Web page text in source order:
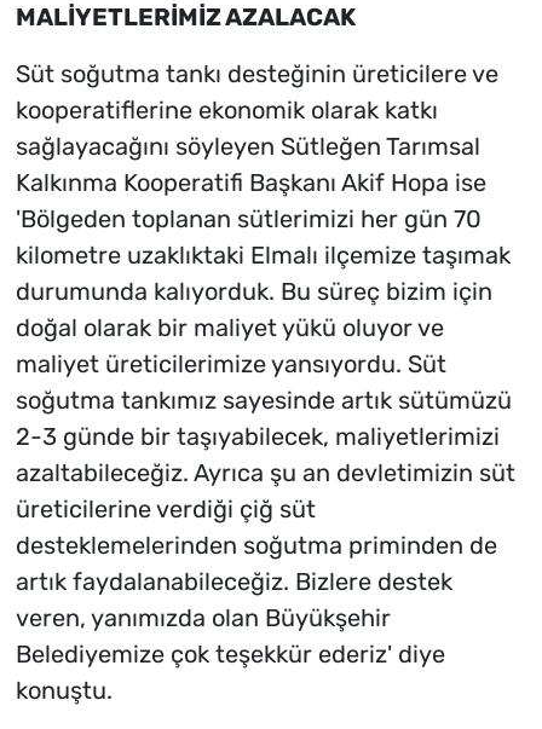
MALİYETLERİMİZ AZALACAK
Süt soğutma tankı desteğinin üreticilere ve
kooperatiflerine ekonomik olarak katkı
sağlayacağını söyleyen Sütleğen Tarımsal
Kalkınma Kooperatifi Başkanı Akif Hopa ise
'Bölgeden toplanan sütlerimizi her gün 70
kilometre uzaklıktaki Elmalı ilçemize taşımak
durumunda kalıyorduk. Bu süreç bizim için
doğal olarak bir maliyet yükü oluyor ve
maliyet üreticilerimize yansıyordu. Süt
soğutma tankımız sayesinde artık sütümüzü
2-3 günde bir taşıyabilecek, maliyetlerimizi
azaltabileceğiz. Ayrıca şu an devletimizin süt
üreticilerine verdiği çiğ süt
desteklemelerinden soğutma priminden de
artık faydalanabileceğiz. Bizlere destek
veren, yanımızda olan Büyükşehir
Belediyemize çok teşekkür ederiz' diye
konuştu.